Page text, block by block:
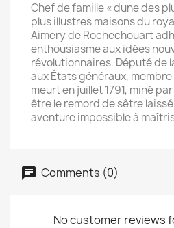
Chef de famille « dune des
plus illustres maisons du
Aimery de Rochechouart
enthousiasme aux idées
révolutionnaires. Député de
aux États généraux,
meurt en juillet 1791, miné
être le remord de sêtre
aventure impossible à
Comments (0)
No customer reviews